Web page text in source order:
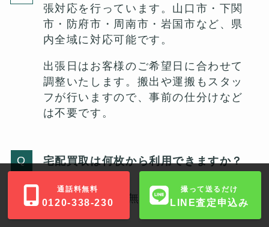
張対応を行っています。山口市・下関
市・防府市・周南市・岩国市など、県
内全域に対応可能です。
出張日はお客様のご希望日に合わせて
調整いたします。搬出や運搬もスタッ
フが行いますので、事前の仕分けなど
は不要です。
宅配買取は何枚から利用できますか？
宅配は50枚から無料でご利用可能で
通話料無料
0120-338-230
撮って送るだけ
LINE査定申込み